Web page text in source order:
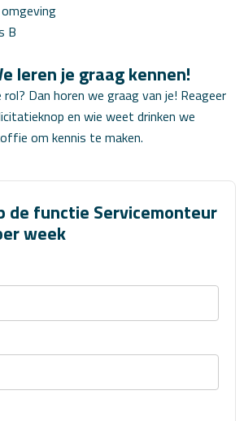
B
leren je graag kennen!
Dan horen we graag van je! Reageer
en wie weet drinken we
om kennis te maken.
de functie Servicemonteur
week